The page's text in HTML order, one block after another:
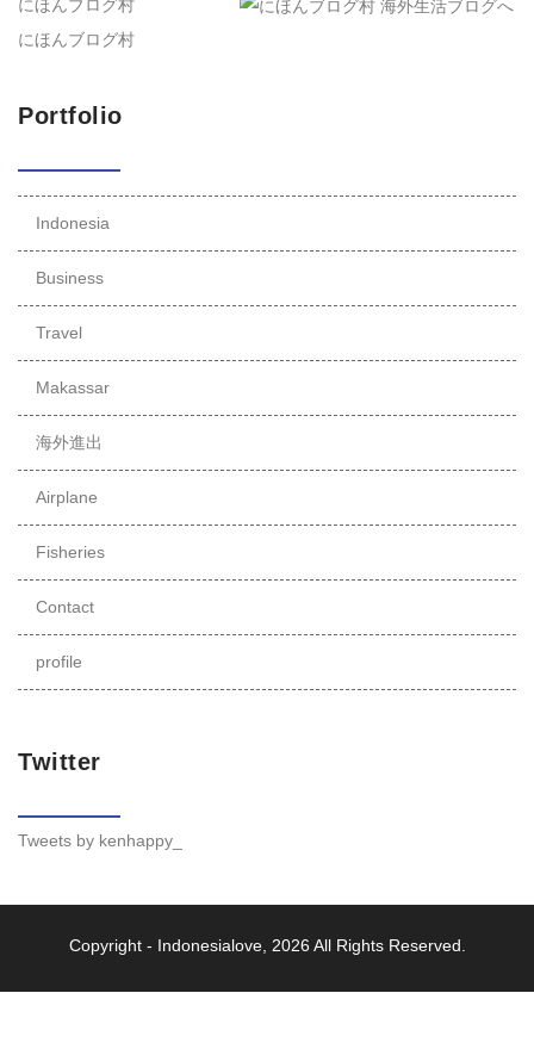
にほんブログ村
にほんブログ村
Portfolio
Indonesia
Business
Travel
Makassar
海外進出
Airplane
Fisheries
Contact
profile
Twitter
Tweets by kenhappy_
Copyright - Indonesialove, 2026 All Rights Reserved.